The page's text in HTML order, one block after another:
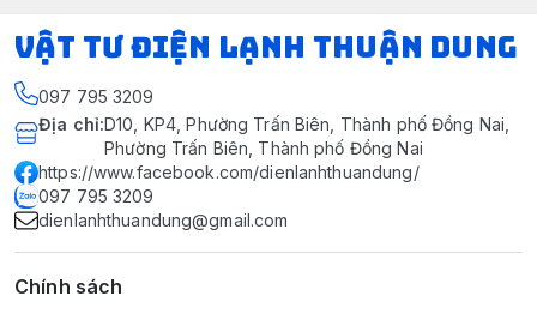
VẬT TƯ ĐIỆN LẠNH THUẬN DUNG
097 795 3209
Địa chỉ:D10, KP4, Phường Trấn Biên, Thành phố Đồng Nai,
Phường Trấn Biên, Thành phố Đồng Nai
https://www.facebook.com/dienlanhthuandung/
097 795 3209
dienlanhthuandung@gmail.com
Chính sách